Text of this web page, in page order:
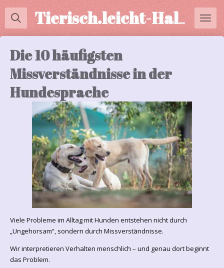
Zum
Hauptinhalt
Tierisch.leicht-Halterberatung
Die 10 häufigsten
Missverständnisse in der
Hundesprache
Viele Probleme im Alltag mit Hunden entstehen nicht durch
„Ungehorsam“, sondern durch Missverständnisse.
Wir interpretieren Verhalten menschlich – und genau dort beginnt
das Problem.